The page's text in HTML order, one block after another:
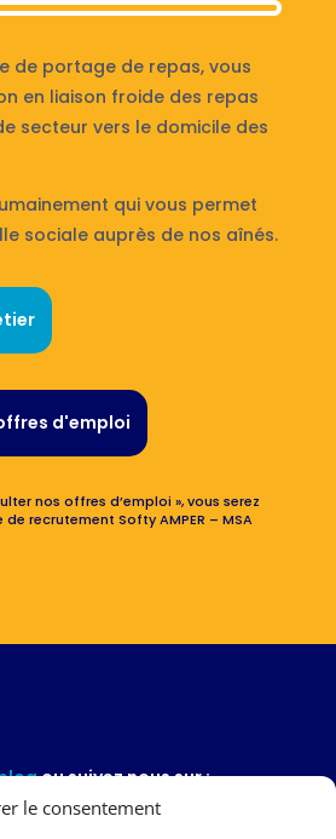
le consentement
de portage de repas, vous
en liaison froide des repas
secteur vers le domicile des
qui vous permet
sociale auprès de nos aînés.
d'emploi
nos offres d’emploi », vous serez
recrutement Softy AMPER – MSA
ou suivez nous sur :